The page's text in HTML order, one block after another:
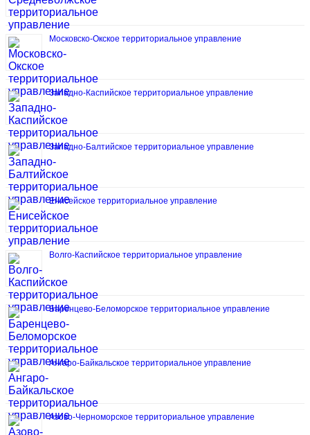
Московско-Окское территориальное управление
Западно-Каспийское территориальное управление
Западно-Балтийское территориальное управление
Енисейское территориальное управление
Волго-Каспийское территориальное управление
Баренцево-Беломорское территориальное управление
Ангаро-Байкальское территориальное управление
Азово-Черноморское территориальное управление